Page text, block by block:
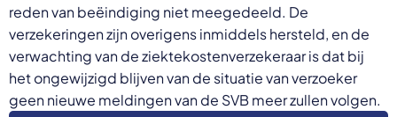
reden van beëindiging niet meegedeeld. De
verzekeringen zijn overigens inmiddels hersteld, en de
verwachting van de ziektekostenverzekeraar is dat bij
het ongewijzigd blijven van de situatie van verzoeker
geen nieuwe meldingen van de SVB meer zullen volgen.